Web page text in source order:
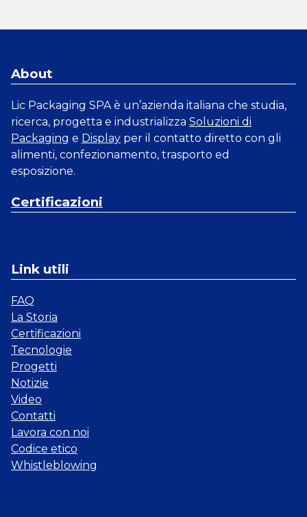
About
Lic Packaging SPA è un’azienda italiana che studia,
ricerca, progetta e industrializza Soluzioni di
Packaging e Display per il contatto diretto con gli
alimenti, confezionamento, trasporto ed
esposizione.
Certificazioni
Link utili
FAQ
La Storia
Certificazioni
Tecnologie
Progetti
Notizie
Video
Contatti
Lavora con noi
Codice etico
Whistleblowing